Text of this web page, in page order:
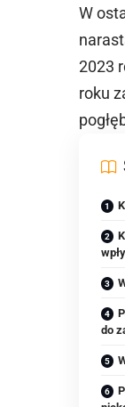
W
2023
roku
do